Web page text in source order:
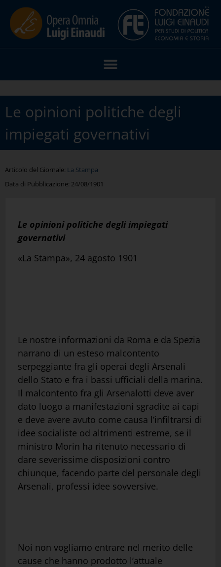
Le opinioni politiche degli
impiegati governativi
Articolo del Giornale: La Stampa
Data di Pubblicazione: 24/08/1901
Le opinioni politiche degli impiegati
governativi
«La Stampa», 24 agosto 1901
Le nostre informazioni da Roma e da Spezia
narrano di un esteso malcontento
serpeggiante fra gli operai degli Arsenali
dello Stato e fra i bassi ufficiali della marina.
Il malcontento fra gli Arsenalotti deve aver
dato luogo a manifestazioni sgradite ai capi
e deve avere avuto come causa l’infiltrarsi di
idee socialiste od altrimenti estreme, se il
ministro Morin ha ritenuto necessario di
dare severissime disposizioni contro
chiunque, facendo parte del personale degli
Arsenali, professi idee sovversive.
Noi non vogliamo entrare nel merito delle
cause che hanno prodotto l’attuale